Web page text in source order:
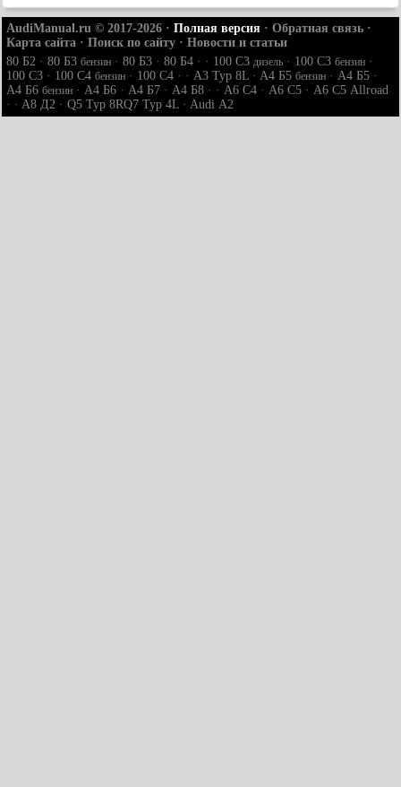
AudiManual.ru © 2017-2026 · Полная версия · Обратная связь ·
Карта сайта · Поиск по сайту · Новости и статьи
80 Б2 · 80 Б3 бензин · 80 Б3 · 80 Б4 · · 100 С3 дизель · 100 С3 бензин ·
100 С3 · 100 С4 бензин · 100 С4 · · A3 Typ 8L · A4 Б5 бензин · A4 Б5 ·
A4 Б6 бензин · A4 Б6 · A4 Б7 · A4 Б8 · · A6 С4 · A6 С5 · A6 С5 Allroad
· · A8 Д2 · Q5 Typ 8RQ7 Typ 4L · Audi А2